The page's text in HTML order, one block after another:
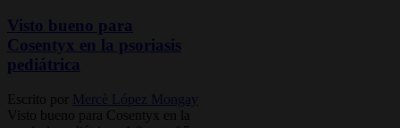
Visto bueno para
Cosentyx en la psoriasis
pediátrica
Escrito por
Mercè López Mongay
Visto bueno para Cosentyx en la